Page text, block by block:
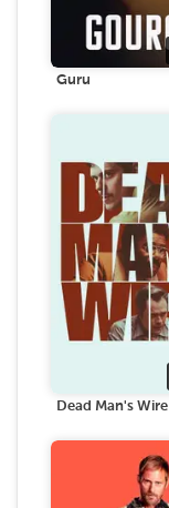
Guru
Dead Man's Wire